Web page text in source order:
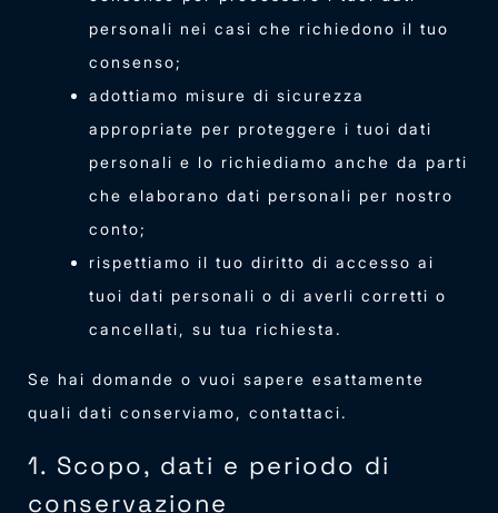
personali nei casi che richiedono il tuo
consenso;
adottiamo misure di sicurezza
appropriate per proteggere i tuoi dati
personali e lo richiediamo anche da parti
che elaborano dati personali per nostro
conto;
rispettiamo il tuo diritto di accesso ai
tuoi dati personali o di averli corretti o
cancellati, su tua richiesta.
Se hai domande o vuoi sapere esattamente
quali dati conserviamo, contattaci.
1. Scopo, dati e periodo di
conservazione